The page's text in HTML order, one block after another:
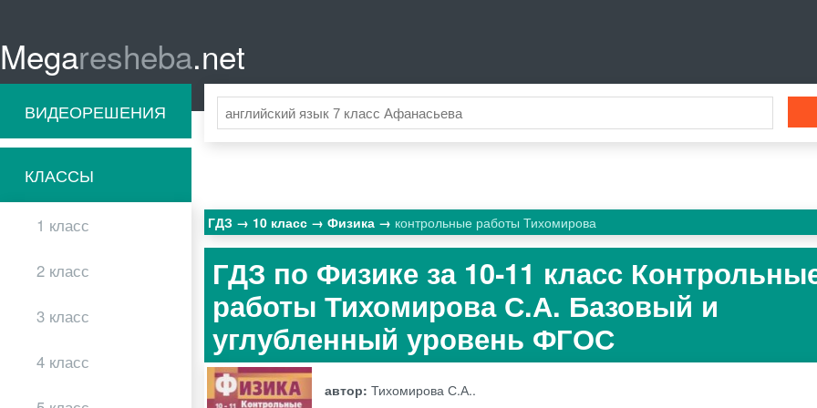
Megaresheba.net
ВИДЕОРЕШЕНИЯ
КЛАССЫ
1 класс
2 класс
3 класс
4 класс
ГДЗ 10 класс Физика контрольные работы Тихомирова
ГДЗ по Физике за 10‐11 класс
работы Тихомирова С.А. Базовый и
углубленный уровень ФГОС
автор:Тихомирова С.А..